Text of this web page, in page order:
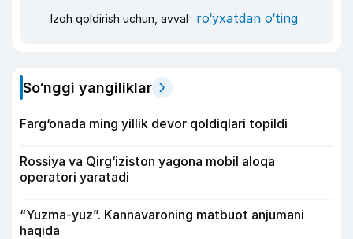
Izoh qoldirish uchun, avval ro‘yxatdan o‘ting
So‘nggi yangiliklar
Farg‘onada ming yillik devor qoldiqlari topildi
Rossiya va Qirg‘iziston yagona mobil aloqa
operatori yaratadi
“Yuzma-yuz”. Kannavaroning matbuot anjumani
haqida